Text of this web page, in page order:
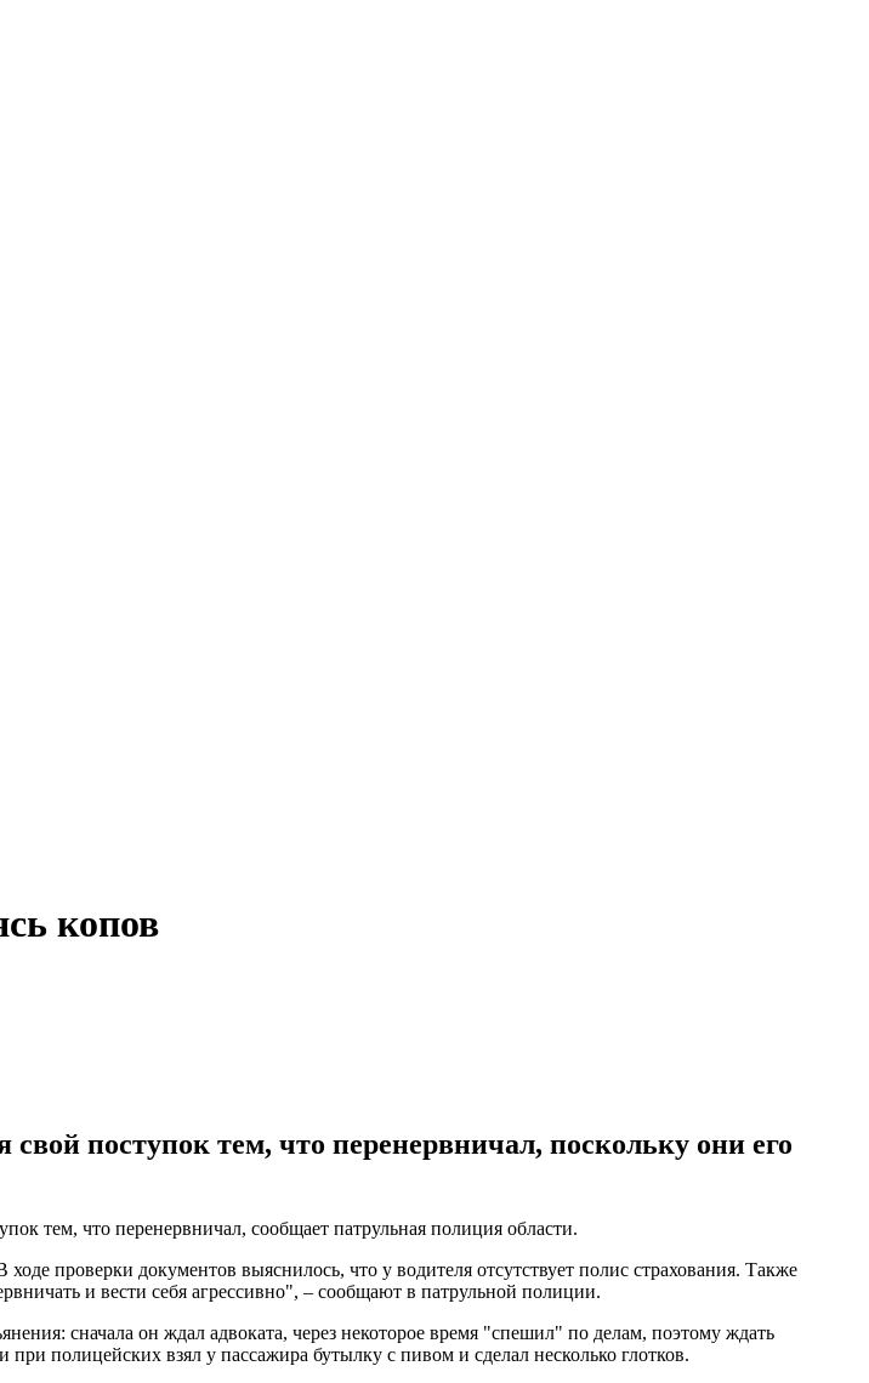
копов
поступок тем, что перенервничал, поскольку они его
тем, что перенервничал, сообщает патрульная полиция области.
проверки документов выяснилось, что у водителя отсутствует полис страхования. Также
и вести себя агрессивно", – сообщают в патрульной полиции.
сначала он ждал адвоката, через некоторое время "спешил" по делам, поэтому ждать
полицейских взял у пассажира бутылку с пивом и сделал несколько глотков.